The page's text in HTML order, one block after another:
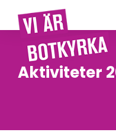
Aktiviteter